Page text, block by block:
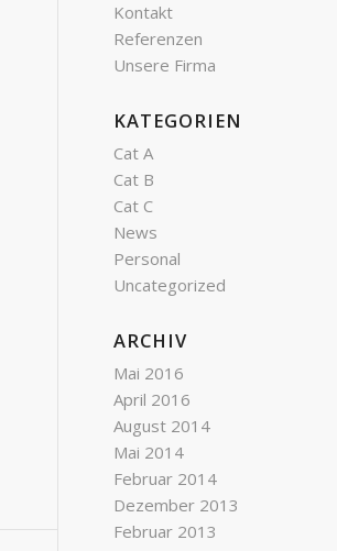
Kontakt
Referenzen
Unsere Firma
KATEGORIEN
Cat A
Cat B
Cat C
News
Personal
Uncategorized
ARCHIV
Mai 2016
April 2016
August 2014
Mai 2014
Februar 2014
Dezember 2013
Februar 2013